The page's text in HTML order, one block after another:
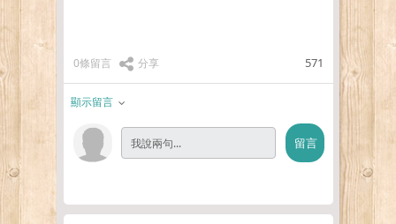
0條留言 分享 571
顯示留言